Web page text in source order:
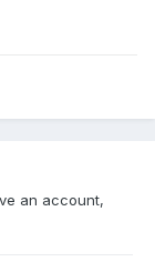
an account,